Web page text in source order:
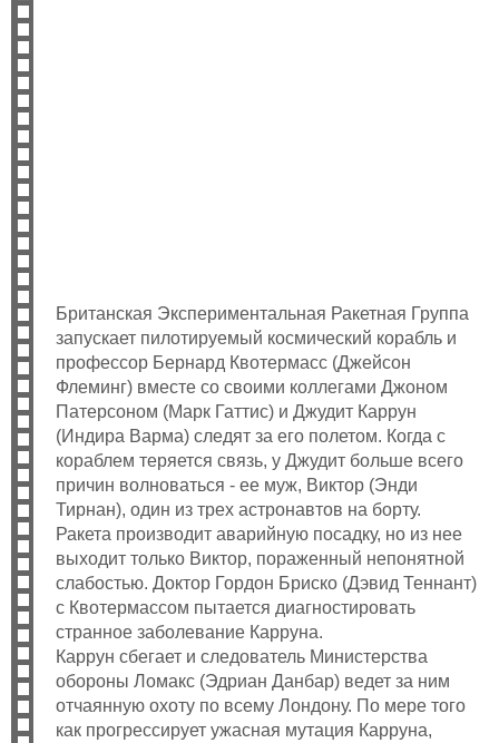
Британская Экспериментальная Ракетная Группа
запускает пилотируемый космический корабль и
профессор Бернард Квотермасс (Джейсон
Флеминг) вместе со своими коллегами Джоном
Патерсоном (Марк Гаттис) и Джудит Каррун
(Индира Варма) следят за его полетом. Когда с
кораблем теряется связь, у Джудит больше всего
причин волноваться - ее муж, Виктор (Энди
Тирнан), один из трех астронавтов на борту.
Ракета производит аварийную посадку, но из нее
выходит только Виктор, пораженный непонятной
слабостью. Доктор Гордон Бриско (Дэвид Теннант)
с Квотермассом пытается диагностировать
странное заболевание Карруна.
Каррун сбегает и следователь Министерства
обороны Ломакс (Эдриан Данбар) ведет за ним
отчаянную охоту по всему Лондону. По мере того
как прогрессирует ужасная мутация Карруна,